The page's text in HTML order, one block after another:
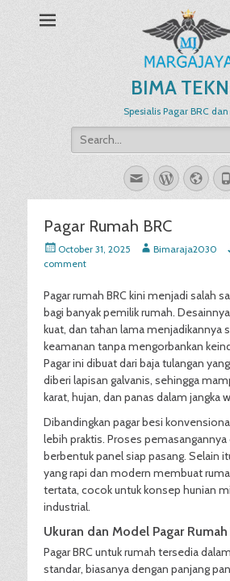
BIMA
Spesialis Pagar BRC
Search
for:
Email
Pagar Rumah BRC
Posted
on
October 31, 2025 AuthorBimaraja2030
comment
Pagar rumah BRC kini menjadi salah
bagi banyak pemilik rumah.
kuat, dan tahan lama menjadikannya
keamanan tanpa mengorbankan
Pagar ini dibuat dari baja tulangan
diberi lapisan galvanis, sehingga
karat, hujan, dan panas dalam jangka
Dibandingkan pagar besi
lebih praktis. Proses pemasangannya
berbentuk panel siap pasang. Selain
yang rapi dan modern membuat
tertata, cocok untuk konsep hunian
industrial.
Ukuran dan Model Pagar Rumah
Pagar BRC untuk rumah tersedia
standar, biasanya dengan panjang